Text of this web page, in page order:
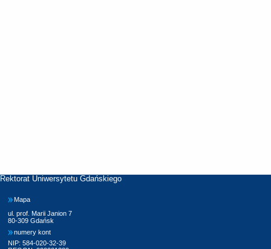
Rektorat Uniwersytetu Gdańskiego
Mapa
ul. prof. Marii Janion 7
80-309 Gdańsk
numery kont
NIP: 584-020-32-39